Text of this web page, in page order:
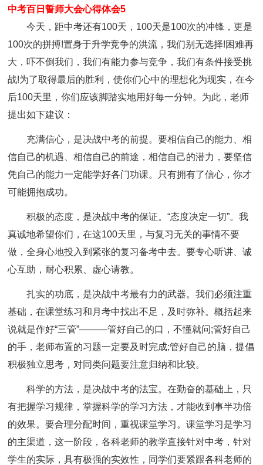
中考百日誓师大会心得体会5
今天，距中考还有100天，100天是100次的冲锋，更是
100次的拼搏!置身于升学竞争的洪流，我们别无选择!困难再
大，吓不倒我们，我们有能力参与竞争，我们有条件接受挑
战!为了取得最后的胜利，使你们心中的理想化为现实，在今
后100天里，你们应该脚踏实地用好每一分钟。为此，老师
提出如下建议：
充满信心，是决战中考的前提。要相信自己的能力、相
信自己的机遇、相信自己的前途，相信自己的潜力，要坚信
凭自己的能力一定能学好各门功课。只有拥有了信心，你才
可能拥抱成功。
积极的态度，是决战中考的保证。“态度决定一切”。我
真诚地希望你们，在这100天里，与复习无关的事情不要
做，全身心地投入到紧张的复习备考中去。要专心听讲、诚
心互助，耐心积累、虚心请教。
扎实的功底，是决战中考最有力的武器。我们必须注重
基础，在课堂练习和月考中找出不足，及时弥补。概括起来
说就是作好“三管”———管好自己的口，不懂就问;管好自己
的手，老师布置的习题一定要及时完成;管好自己的脑，提倡
积极独立思考，对同类问题要注意归纳和比较。
科学的方法，是决战中考的法宝。在勤奋的基础上，只
有把握学习规律，掌握科学的学习方法，才能收到事半功倍
的效果。要合理分配时间，重视课堂学习。课堂学习是学习
的主渠道，这一阶段，各科老师的教学直接针对中考，针对
学生的实际，具有极强的实效性，同学们要紧跟各科老师的